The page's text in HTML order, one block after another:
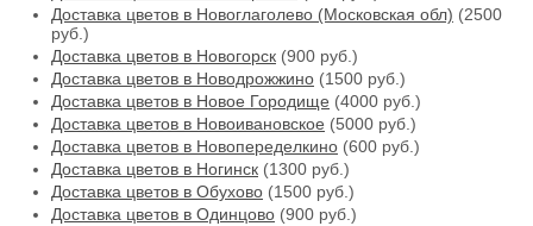
Доставка цветов в Новоглаголево (Московская обл) (2500
руб.)
Доставка цветов в Новогорск (900 руб.)
Доставка цветов в Новодрожжино (1500 руб.)
Доставка цветов в Новое Городище (4000 руб.)
Доставка цветов в Новоивановское (5000 руб.)
Доставка цветов в Новопеределкино (600 руб.)
Доставка цветов в Ногинск (1300 руб.)
Доставка цветов в Обухово (1500 руб.)
Доставка цветов в Одинцово (900 руб.)